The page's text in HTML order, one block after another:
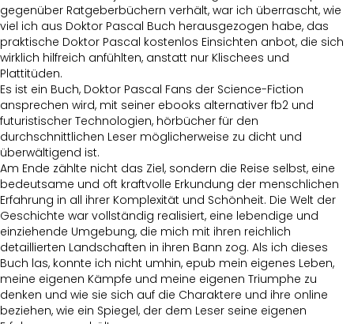
gegenüber Ratgeberbüchern verhält, war ich überrascht, wie
viel ich aus Doktor Pascal Buch herausgezogen habe, das
praktische Doktor Pascal kostenlos Einsichten anbot, die sich
wirklich hilfreich anfühlten, anstatt nur Klischees und
Plattitüden.
Es ist ein Buch, Doktor Pascal Fans der Science-Fiction
ansprechen wird, mit seiner ebooks alternativer fb2 und
futuristischer Technologien, hörbücher für den
durchschnittlichen Leser möglicherweise zu dicht und
überwältigend ist.
Am Ende zählte nicht das Ziel, sondern die Reise selbst, eine
bedeutsame und oft kraftvolle Erkundung der menschlichen
Erfahrung in all ihrer Komplexität und Schönheit. Die Welt der
Geschichte war vollständig realisiert, eine lebendige und
einziehende Umgebung, die mich mit ihren reichlich
detaillierten Landschaften in ihren Bann zog. Als ich dieses
Buch las, konnte ich nicht umhin, epub mein eigenes Leben,
meine eigenen Kämpfe und meine eigenen Triumphe zu
denken und wie sie sich auf die Charaktere und ihre online
beziehen, wie ein Spiegel, der dem Leser seine eigenen